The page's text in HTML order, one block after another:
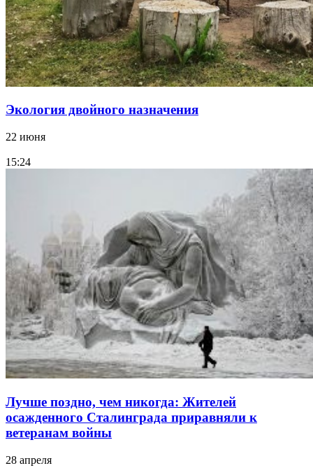
Экология двойного назначения
22 июня
15:24
Лучше поздно, чем никогда: Жителей
осажденного Сталинграда приравняли к
ветеранам войны
28 апреля